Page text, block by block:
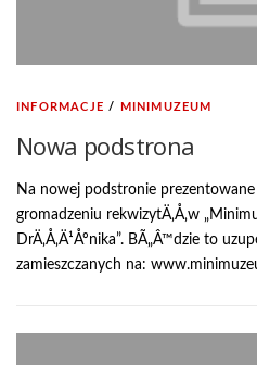
INFORMACJE / MINIMUZEUM
Nowa podstrona
Na nowej podstronie
gromadzeniu rekwizytÄ‚Å‚w
DrÄ‚Å‚Ä¹Åºnika”. BÃ„Â™dzie to
zamieszczanych na: